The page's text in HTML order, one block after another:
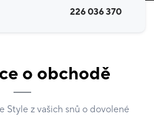
226 036 370
o obchodě
Style z vašich snů o dovolené